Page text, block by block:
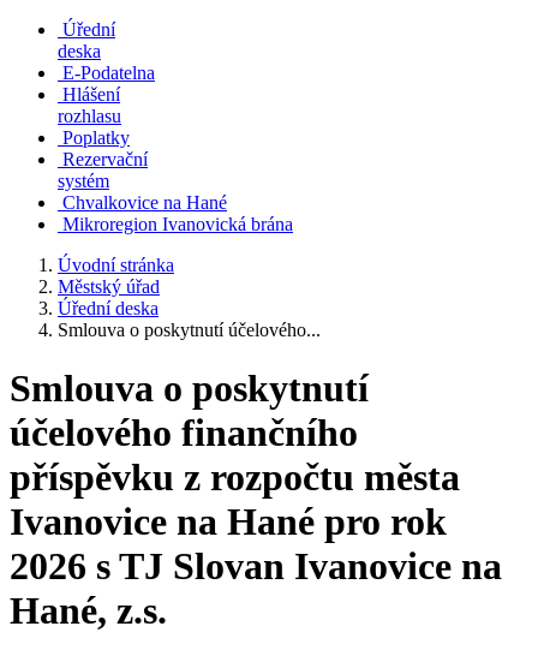
Úřední
deska
E-Podatelna
Hlášení
rozhlasu
Poplatky
Rezervační
systém
Chvalkovice na Hané
Mikroregion Ivanovická brána
Úvodní stránka
Městský úřad
Úřední deska
Smlouva o poskytnutí účelového...
Smlouva o poskytnutí
účelového finančního
příspěvku z rozpočtu města
Ivanovice na Hané pro rok
2026 s TJ Slovan Ivanovice na
Hané, z.s.